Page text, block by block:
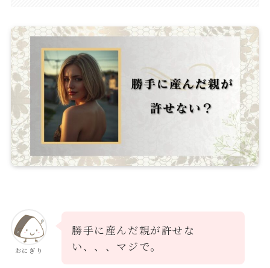
おにぎり
勝手に産んだ親が許せな
い、、、マジで。